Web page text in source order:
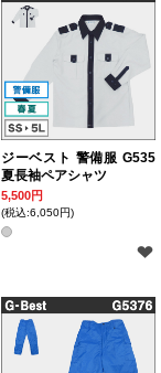
ジーベスト 警備服 G535
夏長袖ペアシャツ
5,500円
(税込:6,050円)